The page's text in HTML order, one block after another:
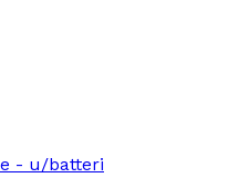
- u/batteri